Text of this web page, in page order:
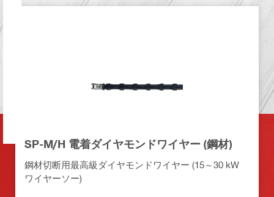
SP-M/H 電着ダイヤモンドワイヤー (鋼材)
鋼材切断用最高級ダイヤモンドワイヤー (15～30 kW
ワイヤーソー)